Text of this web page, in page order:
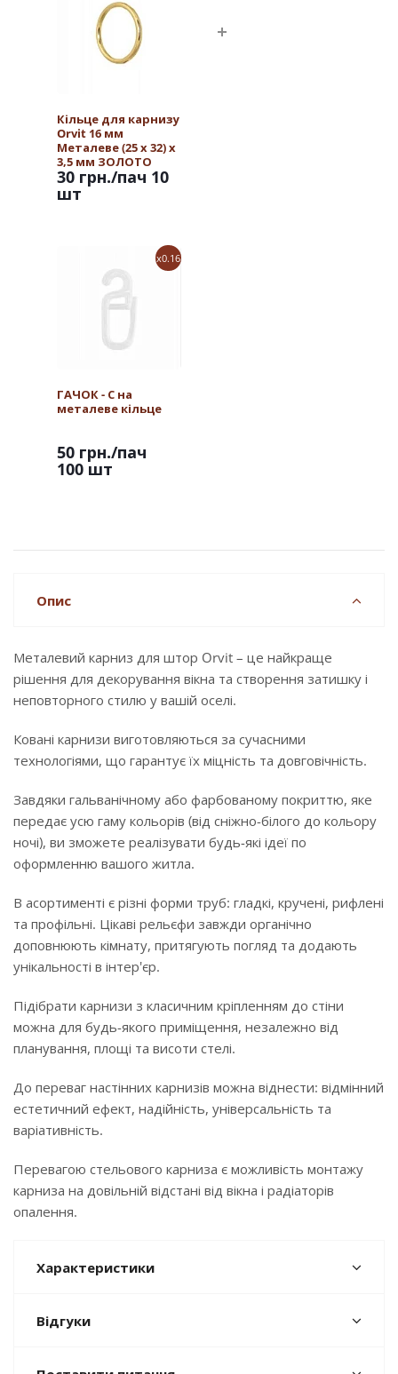
Кільце для карнизу
Orvit 16 мм
Металеве (25 х 32) х
3,5 мм ЗОЛОТО
30 грн./пач 10
шт
x0.16
ГАЧОК - С на
металеве кільце
50 грн./пач
100 шт
Опис
Металевий карниз для штор Orvit – це найкраще
рішення для декорування вікна та створення затишку і
неповторного стилю у вашій оселі.
Ковані карнизи виготовляються за сучасними
технологіями, що гарантує їх міцність та довговічність.
Завдяки гальванічному або фарбованому покриттю, яке
передає усю гаму кольорів (від сніжно-білого до кольору
ночі), ви зможете реалізувати будь-які ідеї по
оформленню вашого житла.
В асортименті є різні форми труб: гладкі, кручені, рифлені
та профільні. Цікаві рельєфи завжди органічно
доповнюють кімнату, притягують погляд та додають
унікальності в інтер'єр.
Підібрати карнизи з класичним кріпленням до стіни
можна для будь-якого приміщення, незалежно від
планування, площі та висоти стелі.
До переваг настінних карнизів можна віднести: відмінний
естетичний ефект, надійність, універсальність та
варіативність.
Перевагою стельового карниза є можливість монтажу
карниза на довільній відстані від вікна і радіаторів
опалення.
Характеристики
Відгуки